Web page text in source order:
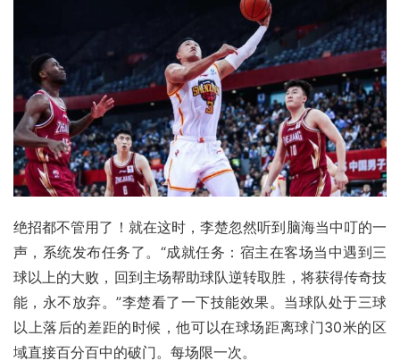
绝招都不管用了！就在这时，李楚忽然听到脑海当中叮的一
声，系统发布任务了。“成就任务：宿主在客场当中遇到三
球以上的大败，回到主场帮助球队逆转取胜，将获得传奇技
能，永不放弃。”李楚看了一下技能效果。当球队处于三球
以上落后的差距的时候，他可以在球场距离球门30米的区
域直接百分百中的破门。每场限一次。